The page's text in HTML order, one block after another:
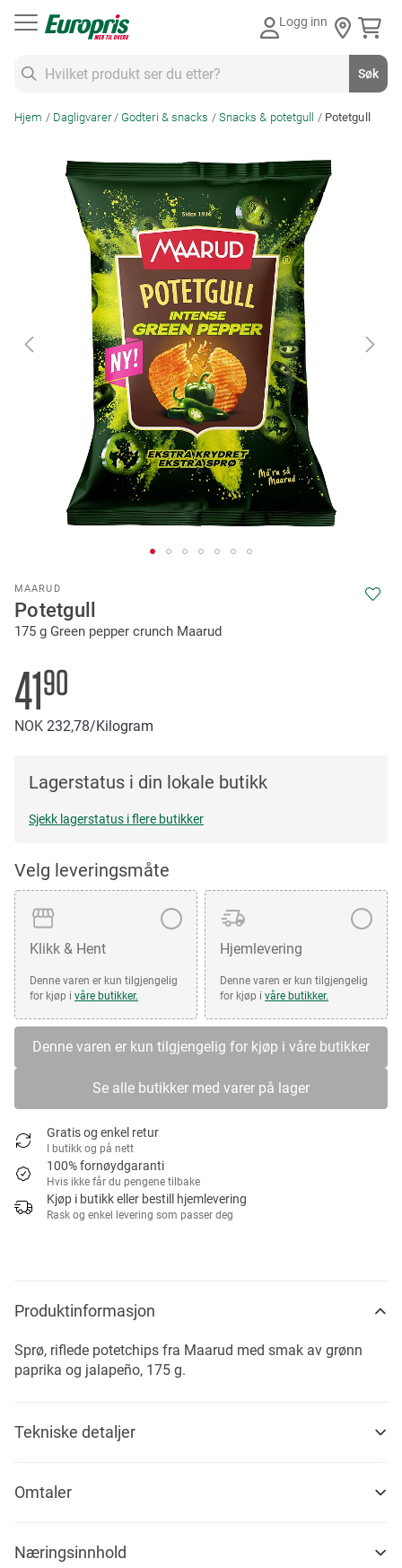
Logg inn
Søk
Hjem Dagligvarer Godteri & snacks Snacks & potetgull Potetgull
MAARUD
Potetgull
175 g Green pepper crunch Maarud
4190
NOK 23278/Kilogram
Lagerstatus i din lokale butikk
Sjekk lagerstatus i flere butikker
Velg leveringsmåte
Klikk & Hent
Denne varen er kun tilgjengelig
for kjøp i våre butikker.
Hjemlevering
Denne varen er kun tilgjengelig
for kjøp i våre butikker.
Denne varen er kun tilgjengelig for kjøp i våre butikker
Se alle butikker med varer på lager
Gratis og enkel retur
I butikk og på nett
100% fornøydgaranti
Hvis ikke får du pengene tilbake
Kjøp i butikk eller bestill hjemlevering
Rask og enkel levering som passer deg
to
the
beginning
the
images
gallery
Produktinformasjon
Sprø, riflede potetchips fra Maarud med smak av grønn
paprika og jalapeño, 175 g.
Tekniske detaljer
Omtaler
Næringsinnhold